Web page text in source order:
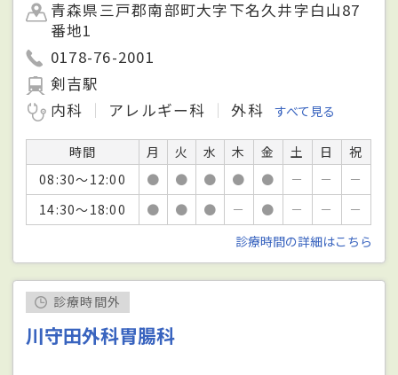
青森県三戸郡南部町大字下名久井字白山87
番地1
0178-76-2001
剣吉駅
内科
アレルギー科 外科 すべて見る
時間 月 火 水 木 金 土 日
祝
08:30～12:00
● ● ● ● ● － －
－
14:30～18:00
● ● ● － ● － －
－
診療時間の詳細はこちら
診療時間外
川守田外科胃腸科